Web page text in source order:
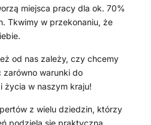
miejsca pracy dla ok. 70%
Tkwimy w przekonaniu, że
od nas zależy, czy chcemy
zarówno warunki do
życia w naszym kraju!
z wielu dziedzin, którzy
podzielą się praktyczną